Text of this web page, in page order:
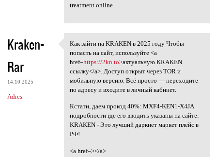
treatment online.
Kraken-
Rar
14.10.2025
Adres
Как зайти на KRAKEN в 2025
Как зайти на KRAKEN в 2025 году Чтобы
попасть на сайт, используйте <a
href=https://2kn.to>актуальную KRAKEN
ссылку</a>. Доступ открыт через TOR и
мобильную версию. Всё просто — переходите
по адресу и входите в личный кабинет.
Кстати, даем прокод 40%: MXF4-KEN1-X4JA
подробности где его вводить указаны на сайте:
KRAKEN - Это лучший даркнет маркет плейс в
РФ!
<a href=></a>